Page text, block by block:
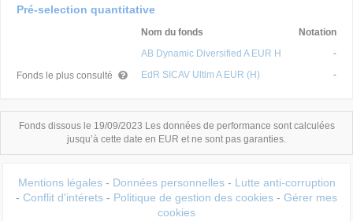
Pré-selection quantitative
Nom du fonds
Notation
AB Dynamic Diversified A EUR H
-
Fonds le plus consulté
EdR SICAV Ultim A EUR (H) -
Fonds dissous le 19/09/2023 Les données de performance sont calculées
jusqu’à cette date en EUR et ne sont pas garanties.
Mentions légales - Données personnelles - Lutte anti-corruption
- Conflit d'intérets - Politique de gestion des cookies - Gérer mes
cookies